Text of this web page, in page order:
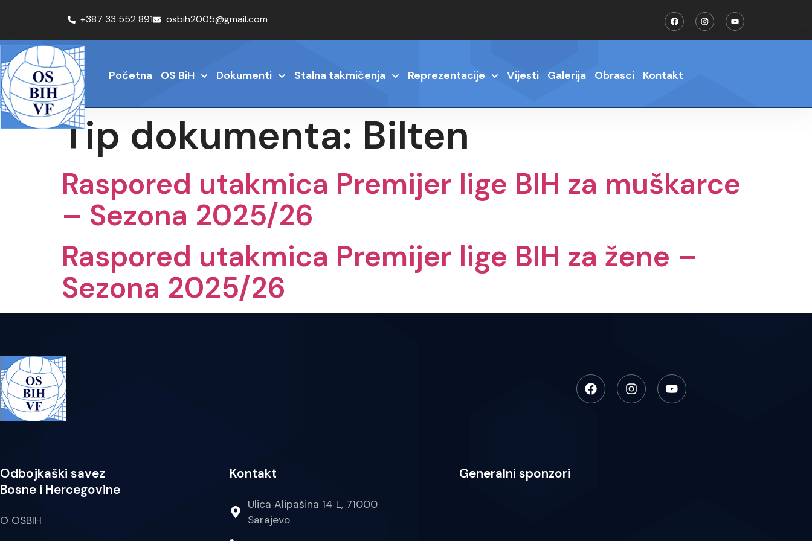
+387 33 552 891 osbih2005@gmail.com
Početna OS BiH Dokumenti Stalna takmičenja Reprezentacije Vijesti Galerija Obrasci Kontakt
Tip dokumenta: Bilten
Raspored utakmica Premijer lige BIH za muškarce
– Sezona 2025/26
Raspored utakmica Premijer lige BIH za žene –
Sezona 2025/26
Odbojkaški savez
Bosne i Hercegovine
O OSBIH
Kontakt
Ulica Alipašina 14 L, 71000
Sarajevo
Generalni sponzori